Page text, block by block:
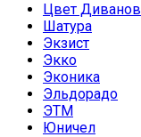
Цвет Диванов
Шатура
Экзист
Экко
Эконика
Эльдорадо
ЭТМ
Юничел